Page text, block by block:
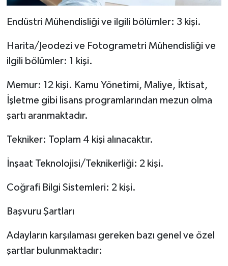
Endüstri Mühendisliği ve ilgili bölümler: 3 kişi.
Harita/Jeodezi ve Fotogrametri Mühendisliği ve
ilgili bölümler: 1 kişi.
Memur: 12 kişi. Kamu Yönetimi, Maliye, İktisat,
İşletme gibi lisans programlarından mezun olma
şartı aranmaktadır.
Tekniker: Toplam 4 kişi alınacaktır.
İnşaat Teknolojisi/Teknikerliği: 2 kişi.
Coğrafi Bilgi Sistemleri: 2 kişi.
Başvuru Şartları
Adayların karşılaması gereken bazı genel ve özel
şartlar bulunmaktadır: